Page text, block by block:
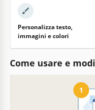
Personalizza testo,
immagini e colori
Come usare e
1